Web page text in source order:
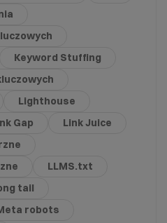
Keyword Stuffing
Lighthouse
Gap
Link Juice
LLMS.txt
tail
robots